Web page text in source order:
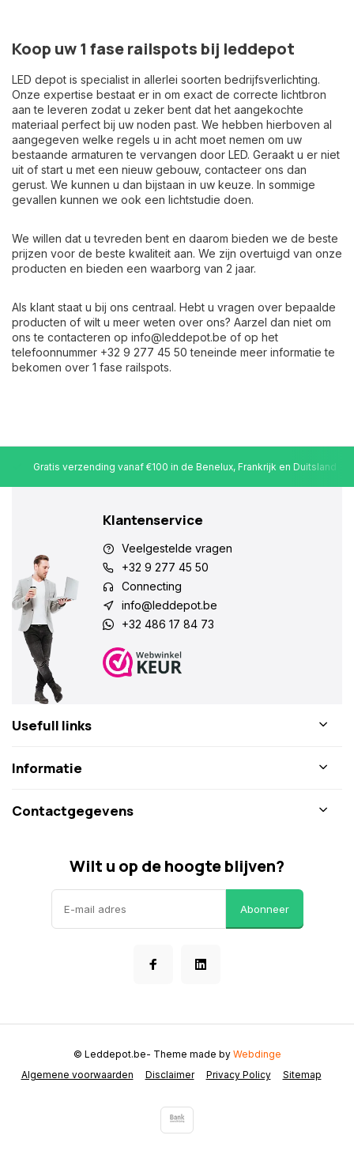
Koop uw 1 fase railspots bij leddepot
LED depot is specialist in allerlei soorten bedrijfsverlichting.
Onze expertise bestaat er in om exact de correcte lichtbron
aan te leveren zodat u zeker bent dat het aangekochte
materiaal perfect bij uw noden past. We hebben hierboven al
aangegeven welke regels u in acht moet nemen om uw
bestaande armaturen te vervangen door LED. Geraakt u er niet
uit of start u met een nieuw gebouw, contacteer ons dan
gerust. We kunnen u dan bijstaan in uw keuze. In sommige
gevallen kunnen we ook een lichtstudie doen.
We willen dat u tevreden bent en daarom bieden we de beste
prijzen voor de beste kwaliteit aan. We zijn overtuigd van onze
producten en bieden een waarborg van 2 jaar.
Als klant staat u bij ons centraal. Hebt u vragen over bepaalde
producten of wilt u meer weten over ons? Aarzel dan niet om
ons te contacteren op info@leddepot.be of op het
telefoonnummer +32 9 277 45 50 teneinde meer informatie te
bekomen over 1 fase railspots.
Gratis verzending vanaf €100 in de Benelux, Frankrijk en Duitsland
Klantenservice
Veelgestelde vragen
+32 9 277 45 50
Connecting
info@leddepot.be
+32 486 17 84 73
Usefull links
Informatie
Contactgegevens
Wilt u op de hoogte blijven?
Abonneer
Algemene voorwaarden Disclaimer Privacy Policy Sitemap
© Leddepot.be- Theme made by Webdinge